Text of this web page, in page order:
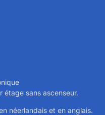
étage sans ascenseur.
néerlandais et en anglais.